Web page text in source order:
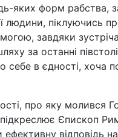
яких форм рабства,
людини, піклуючись
завдяки
за останні
себе в єдності, хоча
про яку молився
підкреслює Єпископ
ефективну відповідь